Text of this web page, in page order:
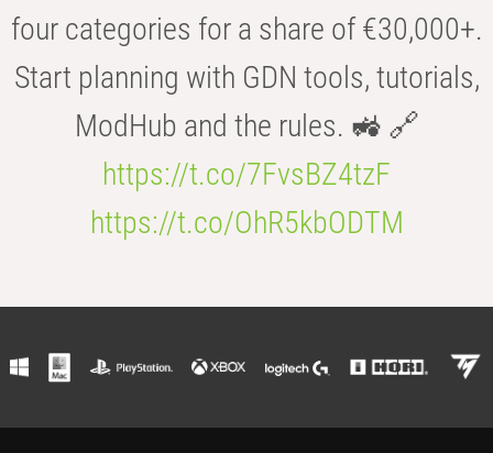
four categories for a share of €30,000+.
Start planning with GDN tools, tutorials,
ModHub and the rules. 🚜 🔗
https://t.co/7FvsBZ4tzF
https://t.co/OhR5kbODTM